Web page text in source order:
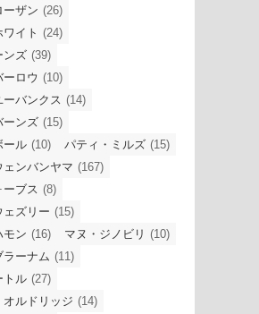
ーザン (26)
イト (24)
ンズ (39)
ーロウ (10)
ーバンクス (14)
ーンズ (15)
ール (10) パティ・ミルズ (15)
ェンバンヤマ (167)
ーブス (8)
ェズリー (15)
モン (16) マヌ・ジノビリ (10)
ラーナム (11)
トル (27)
オルドリッジ (14)